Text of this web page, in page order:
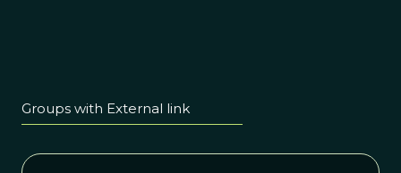
Groups with External link